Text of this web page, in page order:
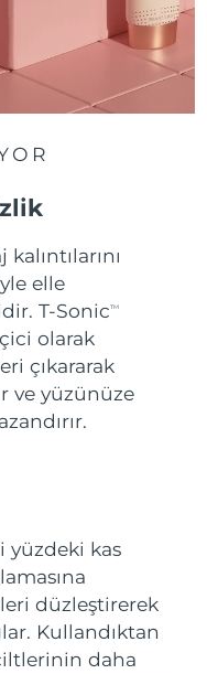
elle
T-SonicTM
olarak
çıkararak
ve yüzünüze
yüzdeki kas
düzleştirerek
Kullandıktan
ciltlerinin daha
teslim tarihi8/10/26
teslim tarihi8/10/26
teslim tarihi
teslim tarihi
teslim tarihi8/10/26
teslim tarihi8/10/26
teslim tarihi
teslim tarihi
teslim tarihi
teslim tarihi
teslim tarihi8/10/26